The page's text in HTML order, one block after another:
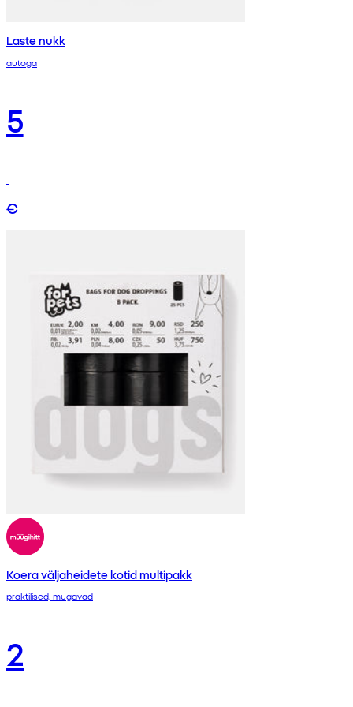
Laste nukk
autoga
5
€
Koera väljaheidete kotid multipakk
praktilised, mugavad
2